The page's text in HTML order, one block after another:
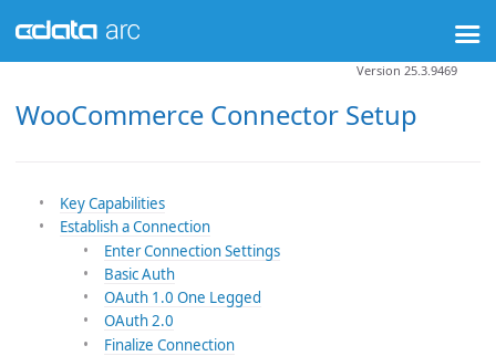
WooCommerce Connector Setup
Version 25.3.9469
Key Capabilities
Establish a Connection
Enter Connection Settings
Basic Auth
OAuth 1.0 One Legged
OAuth 2.0
Finalize Connection